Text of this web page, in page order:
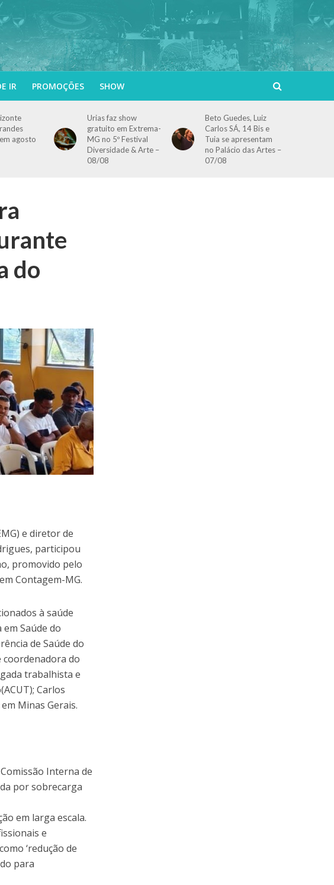
IR PROMOÇÕES SHOW
agosto
Urias faz show
gratuito em Extrema-
MG no 5º Festival
Diversidade & Arte –
08/08
Beto Guedes, Luiz
Carlos SÁ, 14 Bis e
Tuia se apresentam
no Palácio das Artes –
07/08
do
e diretor de
participou
promovido pelo
Contagem-MG.
à saúde
Saúde do
de Saúde do
coordenadora do
trabalhista e
Carlos
Minas Gerais.
Interna de
por sobrecarga
em larga escala.
e
‘redução de
para